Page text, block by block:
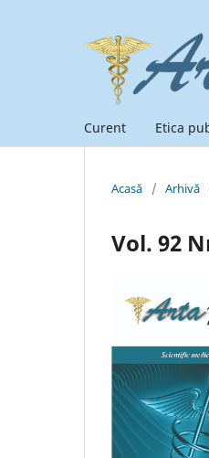
Curent Etica
Acasă / Arhivă
Vol. 92